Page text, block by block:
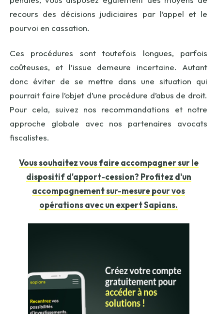
recours des décisions judiciaires par l’appel et le
pourvoi en cassation.
Ces procédures sont toutefois longues, parfois
coûteuses, et l’issue demeure incertaine. Autant
donc éviter de se mettre dans une situation qui
pourrait faire l’objet d’une procédure d’abus de droit.
Pour cela, suivez nos recommandations et notre
approche globale avec nos partenaires avocats
fiscalistes.
Vous souhaitez vous faire accompagner sur le
dispositif d'apport-cession? Profitez d'un
accompagnement sur-mesure pour vos
opérations avec un expert Sapians.